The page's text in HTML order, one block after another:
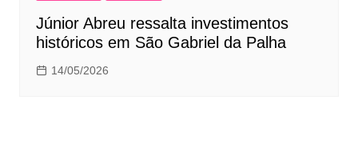
Júnior Abreu ressalta investimentos
históricos em São Gabriel da Palha
14/05/2026